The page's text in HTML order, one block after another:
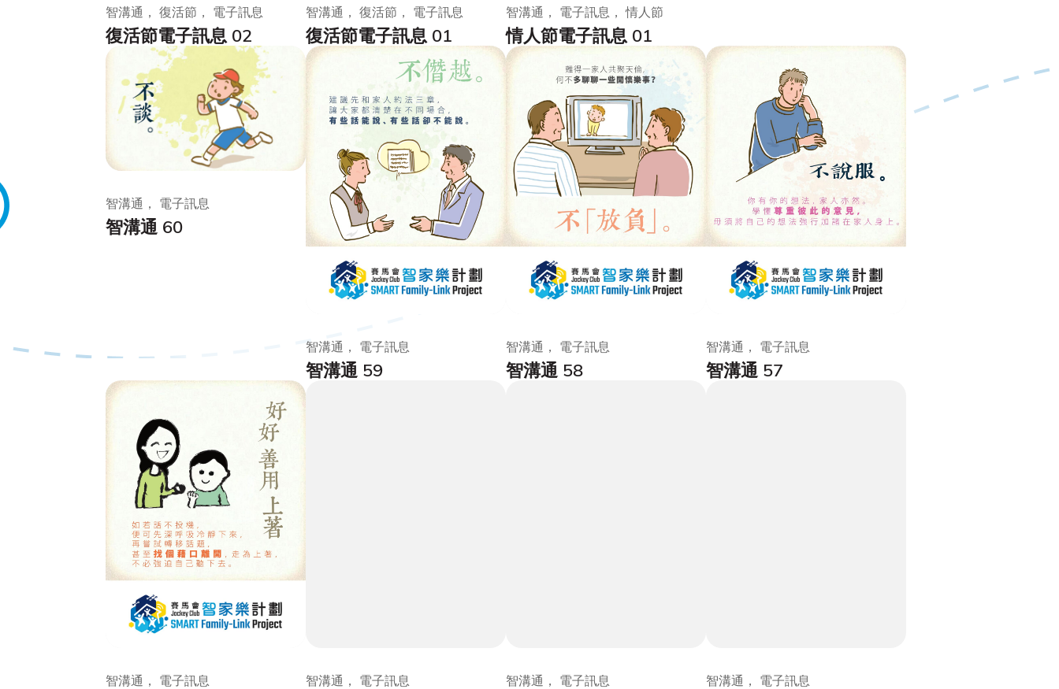
復活節電子訊息 02
智溝通， 復活節， 電子訊息
復活節電子訊息 01
智溝通， 復活節， 電子訊息
情人節電子訊息 01
智溝通， 電子訊息， 情人節
智溝通 60
智溝通， 電子訊息
智溝通 59
智溝通， 電子訊息
智溝通 58
智溝通， 電子訊息
智溝通 57
智溝通， 電子訊息
智溝通， 電子訊息 智溝通， 電子訊息 智溝通， 電子訊息 智溝通， 電子訊息